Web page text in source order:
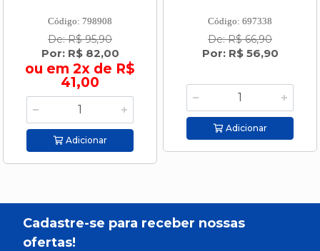
Código: 798908
De: R$ 95,90
Por: R$ 82,00
ou em 2x de R$
41,00
Adicionar
Código: 697338
De: R$ 66,90
Por: R$ 56,90
Adicionar
Cadastre-se para receber nossas
ofertas!